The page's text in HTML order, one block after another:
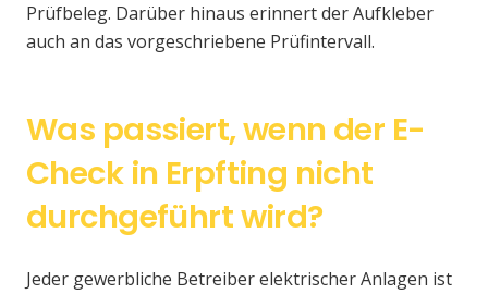
Prüfbeleg. Darüber hinaus erinnert der Aufkleber
auch an das vorgeschriebene Prüfintervall.
Was passiert, wenn der E-
Check in Erpfting nicht
durchgeführt wird?
Jeder gewerbliche Betreiber elektrischer Anlagen ist